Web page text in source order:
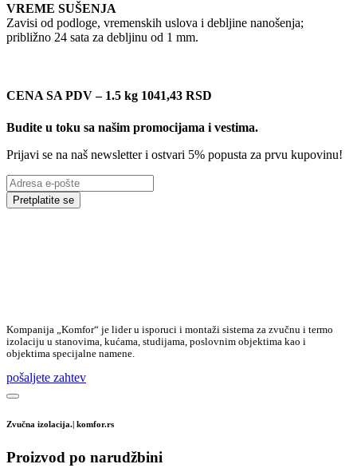
VREME SUŠENJA
Zavisi od podloge, vremenskih uslova i debljine nanošenja;
približno 24 sata za debljinu od 1 mm.
CENA SA PDV – 1.5 kg 1041,43 RSD
Budite u toku sa našim promocijama i vestima.
Prijavi se na naš newsletter i ostvari 5% popusta za prvu kupovinu!
Pretplatite se
Kompanija „Komfor“ je lider u isporuci i montaži sistema za zvučnu i termo
izolaciju u stanovima, kućama, studijama, poslovnim objektima kao i
objektima specijalne namene.
pošaljete zahtev
Zvučna izolacija.| komfor.rs
Proizvod po narudžbini